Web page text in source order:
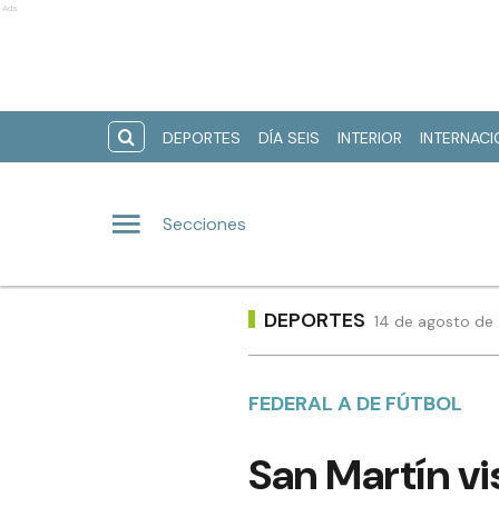
Ads
DEPORTES DÍA SEIS INTERIOR
Secciones
DEPORTES 14 de agosto de
FEDERAL A DE FÚTBOL
San Martín